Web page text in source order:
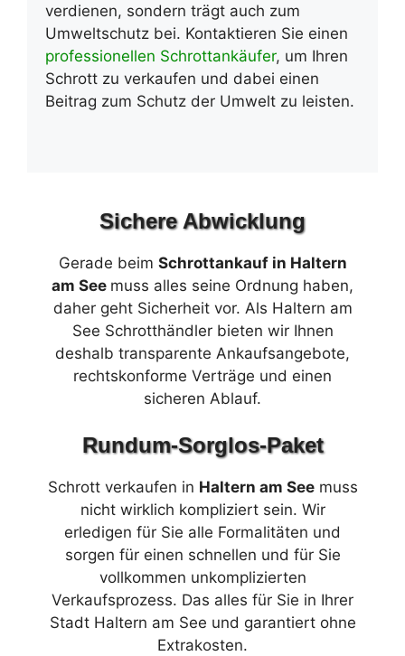
verdienen, sondern trägt auch zum
Umweltschutz bei. Kontaktieren Sie einen
professionellen Schrottankäufer, um Ihren
Schrott zu verkaufen und dabei einen
Beitrag zum Schutz der Umwelt zu leisten.
Sichere Abwicklung
Gerade beim Schrottankauf in Haltern
am See muss alles seine Ordnung haben,
daher geht Sicherheit vor. Als Haltern am
See Schrotthändler bieten wir Ihnen
deshalb transparente Ankaufsangebote,
rechtskonforme Verträge und einen
sicheren Ablauf.
Rundum-Sorglos-Paket
Schrott verkaufen in Haltern am Seemuss
nicht wirklich kompliziert sein. Wir
erledigen für Sie alle Formalitäten und
sorgen für einen schnellen und für Sie
vollkommen unkomplizierten
Verkaufsprozess. Das alles für Sie in Ihrer
Stadt Haltern am See und garantiert ohne
Extrakosten.